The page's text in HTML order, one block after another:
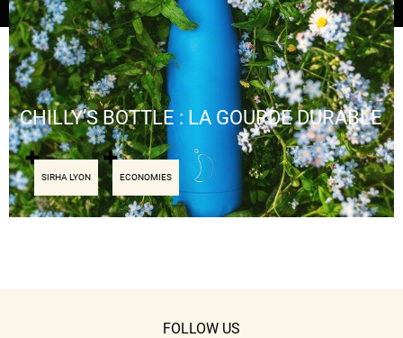
SIRHA LYON ECONOMIES
CHILLY’S BOTTLE : LA GOURDE DURABLE
FOLLOW US